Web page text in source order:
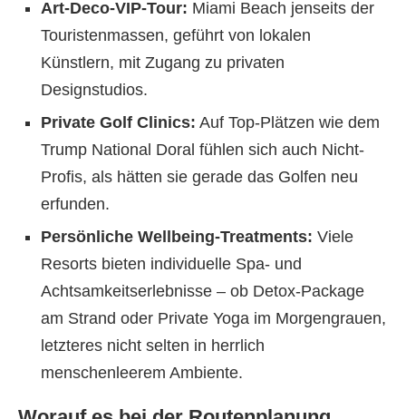
Art-Deco-VIP-Tour: Miami Beach jenseits der
Touristenmassen, geführt von lokalen
Künstlern, mit Zugang zu privaten
Designstudios.
Private Golf Clinics: Auf Top-Plätzen wie dem
Trump National Doral fühlen sich auch Nicht-
Profis, als hätten sie gerade das Golfen neu
erfunden.
Persönliche Wellbeing-Treatments: Viele
Resorts bieten individuelle Spa- und
Achtsamkeitserlebnisse – ob Detox-Package
am Strand oder Private Yoga im Morgengrauen,
letzteres nicht selten in herrlich
menschenleerem Ambiente.